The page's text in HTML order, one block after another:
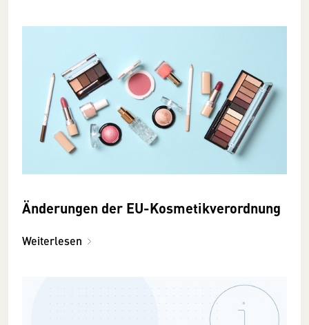
Änderungen der EU-Kosmetikverordnung
Weiterlesen